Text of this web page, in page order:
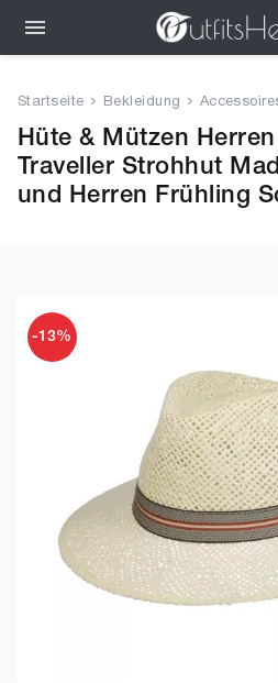
Bekleidung
Wäsche
SALE
Startseite Bekleidung
Hüte & Mützen
Traveller Strohhut
und Herren Frühling
-13%